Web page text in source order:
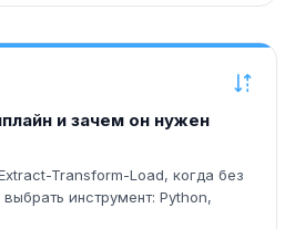
и зачем он нужен
Transform-Load, когда без
инструмент: Python,